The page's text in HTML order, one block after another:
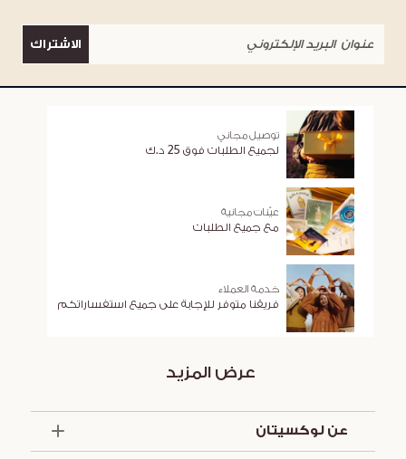
الاشتراك
توصيل مجاني
لجميع الطلبات فوق 25 د.ك
عيّنات مجانية
مع جميع الطلبات
خدمة العملاء
فريقنا متوفر للإجابة على جميع استفساراتكم
عرض المزيد
عن لوكسيتان